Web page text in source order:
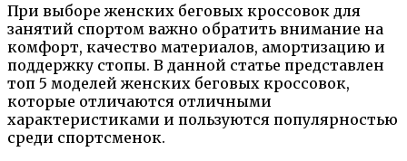
При выборе женских беговых кроссовок для
занятий спортом важно обратить внимание на
комфорт, качество материалов, амортизацию и
поддержку стопы. В данной статье представлен
топ 5 моделей женских беговых кроссовок,
которые отличаются отличными
характеристиками и пользуются популярностью
среди спортсменок.